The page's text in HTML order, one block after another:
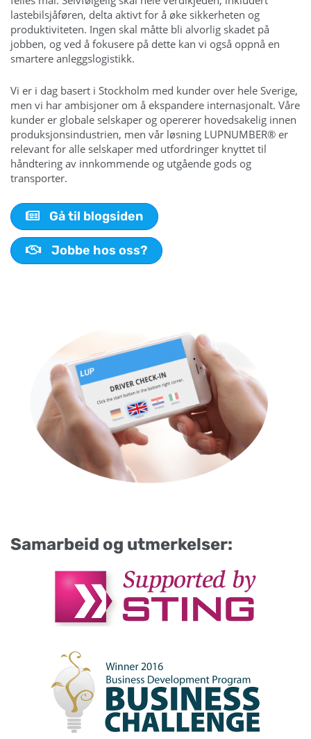
lastebilsjåføren, delta aktivt for å øke sikkerheten og
produktiviteten. Ingen skal måtte bli alvorlig skadet på
jobben, og ved å fokusere på dette kan vi også oppnå en
smartere anleggslogistikk.
Vi er i dag basert i Stockholm med kunder over hele Sverige,
men vi har ambisjoner om å ekspandere internasjonalt. Våre
kunder er globale selskaper og opererer hovedsakelig innen
produksjonsindustrien, men vår løsning LUPNUMBER® er
relevant for alle selskaper med utfordringer knyttet til
håndtering av innkommende og utgående gods og
transporter.
Gå til blogsiden
Jobbe hos oss?
Samarbeid og utmerkelser: